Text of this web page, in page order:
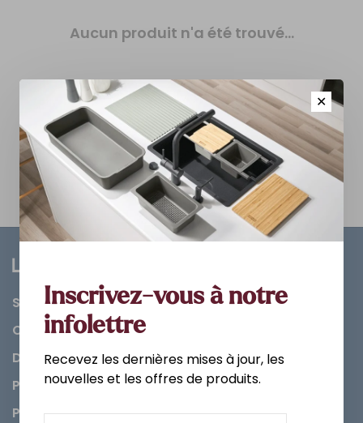
Aucun produit n'a été trouvé...
Salle de bain
Cuisine
Décorations et Accessoires
Peintures
Pièces
✕
Inscrivez-vous à notre
infolettre
Recevez les dernières mises à jour, les
nouvelles et les offres de produits.